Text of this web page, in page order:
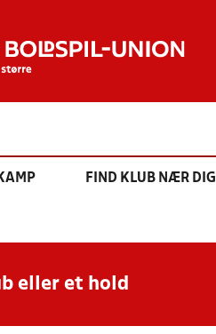
FIND KLUB NÆR DIG
eller et hold